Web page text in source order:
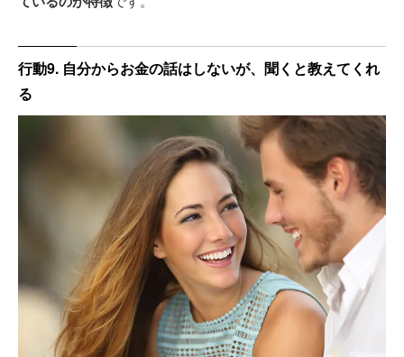
行動9. 自分からお金の話はしないが、聞くと教えてくれ
る